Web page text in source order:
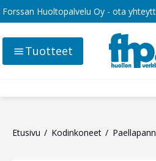
Forssan Huoltopalvelu Oy - ota
Tuotteet
Etusivu Kodinkoneet